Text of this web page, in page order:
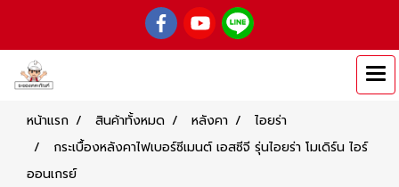
หน้าแรก สินค้าทั้งหมด หลังคา
ไอยร่า
กระเบื้องหลังคาไฟเบอร์ซีเมนต์ เอสซีจี รุ่นไอยร่า โมเดิร์น ไอร์
ออนเกรย์